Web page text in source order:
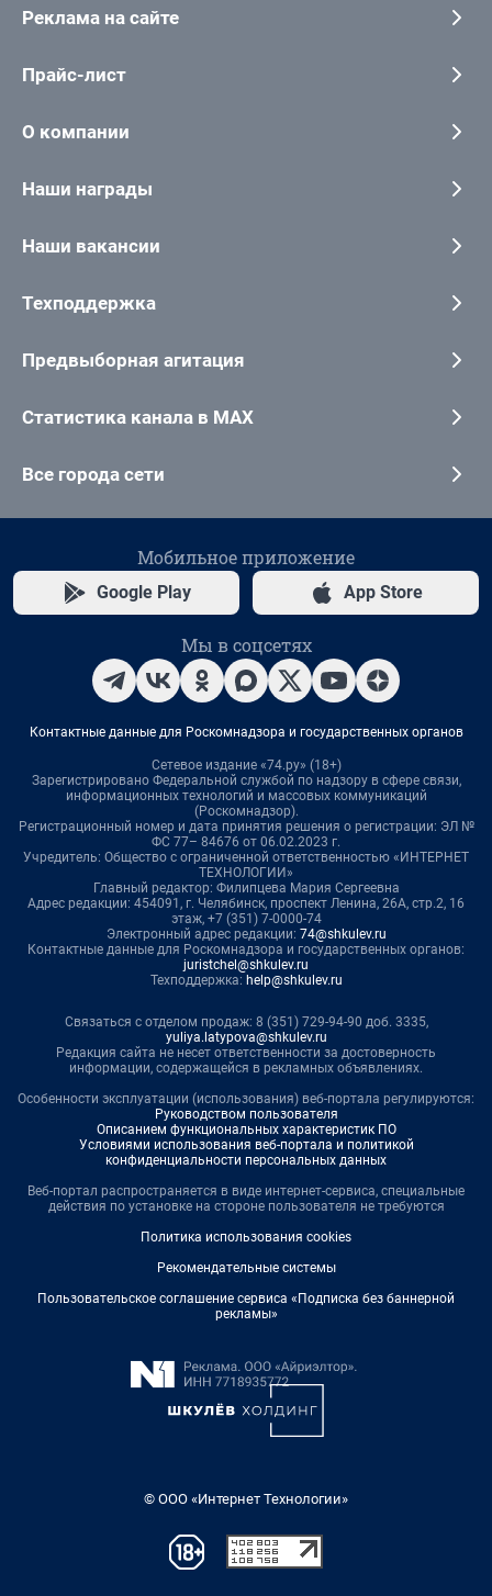
Реклама на сайте
Прайс-лист
О компании
Наши награды
Наши вакансии
Техподдержка
Предвыборная агитация
Статистика канала в MAX
Все города сети
Мобильное приложение
Google Play App Store
Мы в соцсетях
Контактные данные для Роскомнадзора и государственных органов
Сетевое издание «74.ру» (18+)
Зарегистрировано Федеральной службой по надзору в сфере связи,
информационных технологий и массовых коммуникаций
(Роскомнадзор).
Регистрационный номер и дата принятия решения о регистрации: ЭЛ №
ФС 77– 84676 от 06.02.2023 г.
Учредитель: Общество с ограниченной ответственностью «ИНТЕРНЕТ
ТЕХНОЛОГИИ»
Главный редактор: Филипцева Мария Сергеевна
Адрес редакции: 454091, г. Челябинск, проспект Ленина, 26А, стр.2, 16
этаж, +7 (351) 7-0000-74
Электронный адрес редакции: 74@shkulev.ru
Контактные данные для Роскомнадзора и государственных органов:
juristchel@shkulev.ru
Техподдержка: help@shkulev.ru
Связаться с отделом продаж: 8 (351) 729-94-90 доб. 3335,
yuliya.latypova@shkulev.ru
Редакция сайта не несет ответственности за достоверность
информации, содержащейся в рекламных объявлениях.
Особенности эксплуатации (использования) веб-портала регулируются:
Руководством пользователя
Описанием функциональных характеристик ПО
Условиями использования веб-портала и политикой
конфиденциальности персональных данных
Веб-портал распространяется в виде интернет-сервиса, специальные
действия по установке на стороне пользователя не требуются
Политика использования cookies
Рекомендательные системы
Пользовательское соглашение сервиса «Подписка без баннерной
рекламы»
© ООО «Интернет Технологии»